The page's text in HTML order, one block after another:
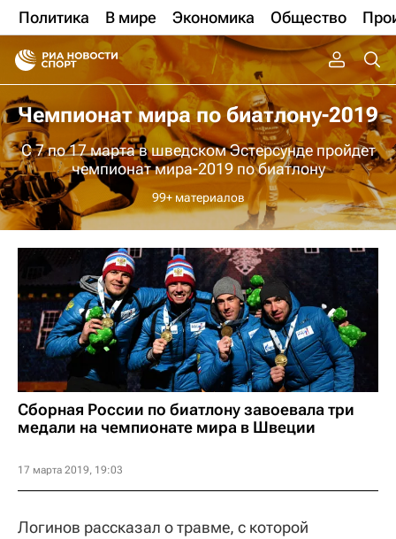
Политика В мире Экономика Общество
Чемпионат мира по биатлону-2019
С 7 по 17 марта в шведском Эстерсунде пройдет
чемпионат мира-2019 по биатлону
99+ материалов
Сборная России по биатлону завоевала три
медали на чемпионате мира в Швеции
17 марта 2019, 19:03
Логинов рассказал о травме, с которой